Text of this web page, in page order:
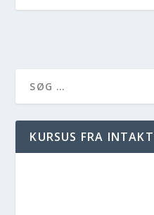
KURSUS FRA INTAKT